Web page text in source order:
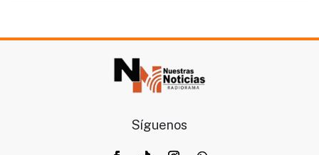
Síguenos